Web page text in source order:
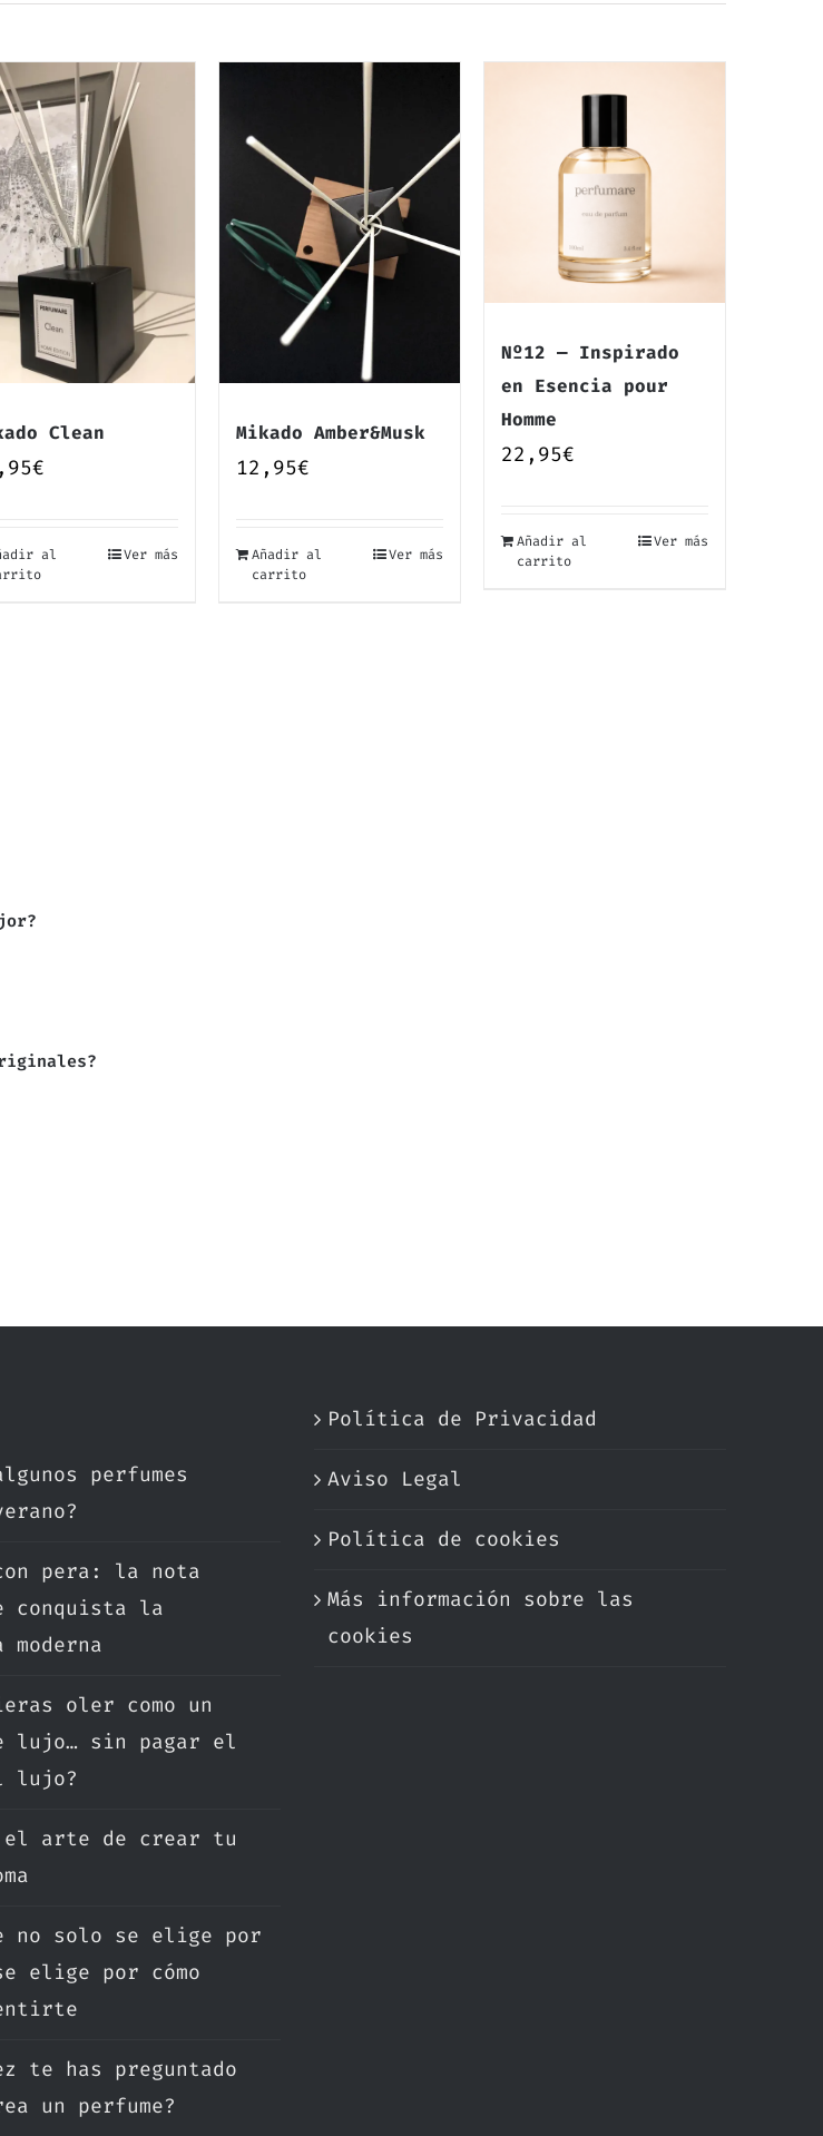
Clean
€
al
Ver más
Mikado Amber&Musk
12,95€
Añadir al
carrito
Ver más
Nº12 — Inspirado
en Esencia pour
Homme
22,95€
Añadir al
carrito
Ver más
perfumes
pera: la nota
conquista la
oler como un
lujo… sin pagar el
lujo?
el arte de crear tu
no solo se elige por
elige por cómo
te has preguntado
un perfume?
Política de Privacidad
Aviso Legal
Política de cookies
Más información sobre las
cookies